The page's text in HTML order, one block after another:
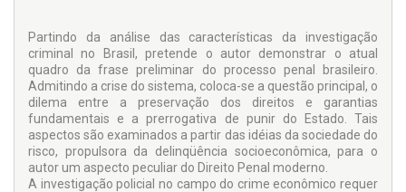
Partindo da análise das características da investigação
criminal no Brasil, pretende o autor demonstrar o atual
quadro da frase preliminar do processo penal brasileiro.
Admitindo a crise do sistema, coloca-se a questão principal, o
dilema entre a preservação dos direitos e garantias
fundamentais e a prerrogativa de punir do Estado. Tais
aspectos são examinados a partir das idéias da sociedade do
risco, propulsora da delinqüência socioeconômica, para o
autor um aspecto peculiar do Direito Penal moderno.
A investigação policial no campo do crime econômico requer